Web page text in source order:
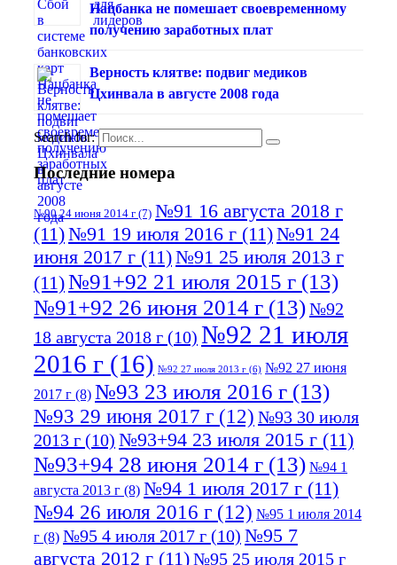
Нацбанка не помешает своевременному
получению заработных плат
Верность клятве: подвиг медиков
Цхинвала в августе 2008 года
Search for:
Последние номера
№90 24 июня 2014 г (7) №91 16 августа 2018 г
(11)№91 19 июля 2016 г (11)№91 24
июня 2017 г (11)№91 25 июля 2013 г
(11)№91+92 21 июля 2015 г (13)
№91+92 26 июня 2014 г (13)№92
18 августа 2018 г (10) №92 21 июля
2016 г (16) №92 27 июля 2013 г (6) №92 27 июня
2017 г (8) №93 23 июля 2016 г (13)
№93 29 июня 2017 г (12) №93 30 июля
2013 г (10) №93+94 23 июля 2015 г (11)
№93+94 28 июня 2014 г (13) №94 1
августа 2013 г (8) №94 1 июля 2017 г (11)
№94 26 июля 2016 г (12) №95 1 июля 2014
г (8) №95 4 июля 2017 г (10) №95 7
августа 2012 г (11)№95 25 июля 2015 г